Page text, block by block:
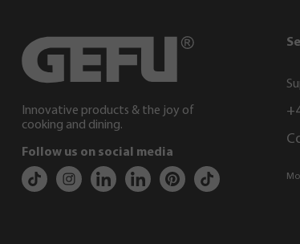
Innovative products & the joy of
cooking and dining.
Follow us on social media